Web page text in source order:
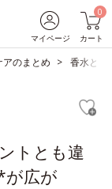
マイページ
0
カート
アのまとめ 香水とも
トとも違
が広が